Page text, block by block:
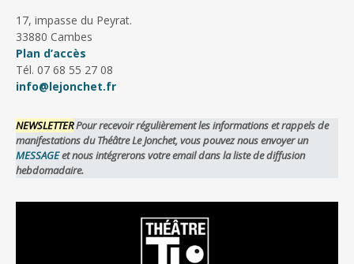
17, impasse du Peyrat.
33880 Cambes
Plan d’accès
Tél. 07 68 55 27 08
info@lejonchet.fr
NEWSLETTERPour recevoir régulièrement les informations et rappels de
manifestations du Théâtre Le Jonchet, vous pouvez nous envoyer un
MESSAGEet nous intégrerons votre email dans la liste de diffusion
hebdomadaire.